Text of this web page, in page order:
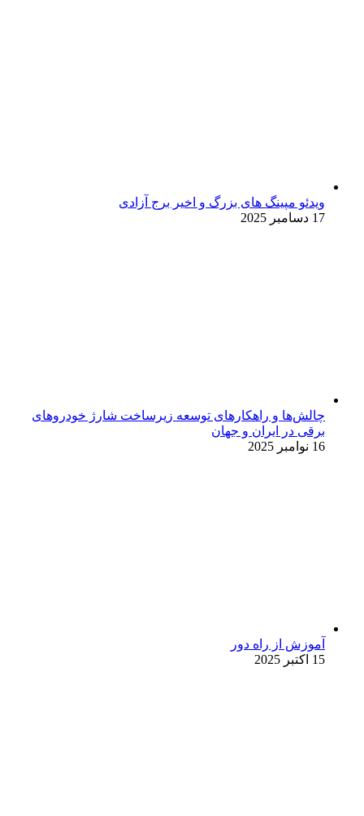
ویدئو مپینگ های بزرگ و اخیر برج آزادی
17 دسامبر 2025
چالش‌ها و راهکارهای توسعه زیرساخت شارژ خودروهای
برقی در ایران و جهان
16 نوامبر 2025
آموزش از راه دور
15 اکتبر 2025